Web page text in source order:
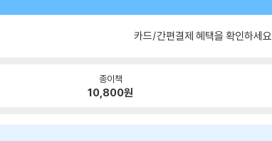
카드/간편결제 혜택을 확인하세요
종이책
10,800원